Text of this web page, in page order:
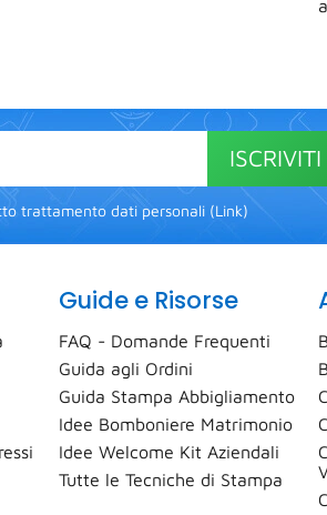
ISCRIVITI
trattamento dati personali (Link)
Guide e Risorse
FAQ - Domande Frequenti
Guida agli Ordini
Guida Stampa Abbigliamento
Idee Bomboniere Matrimonio
Idee Welcome Kit Aziendali
Tutte le Tecniche di Stampa